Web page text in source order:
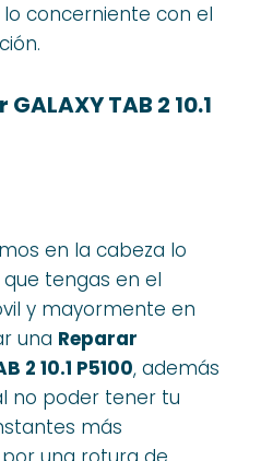
concerniente con el
TAB 2 10.1
en la cabeza lo
tengas en el
y mayormente en
una Reparar
2 10.1 P5100, además
no poder tener tu
más